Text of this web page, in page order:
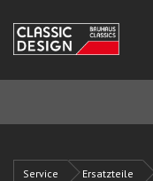
Service Ersatzteile